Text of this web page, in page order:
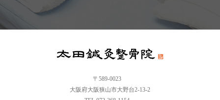
〒589-0023
大阪府大阪狭山市大野台2-13-2